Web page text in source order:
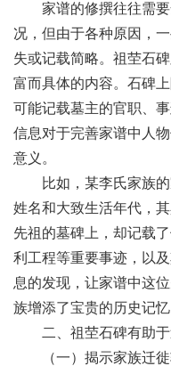
家谱的修撰往往需要
况，但由于各种原因，
失或记载简略。祖茔石
富而具体的内容。石碑
可能记载墓主的官职、
信息对于完善家谱中人
意义。
比如，某李氏家族的
姓名和大致生活年代，
先祖的墓碑上，却记载
利工程等重要事迹，以
息的发现，让家谱中这
族增添了宝贵的历史记忆
二、祖茔石碑有助于
（一）揭示家族迁徙